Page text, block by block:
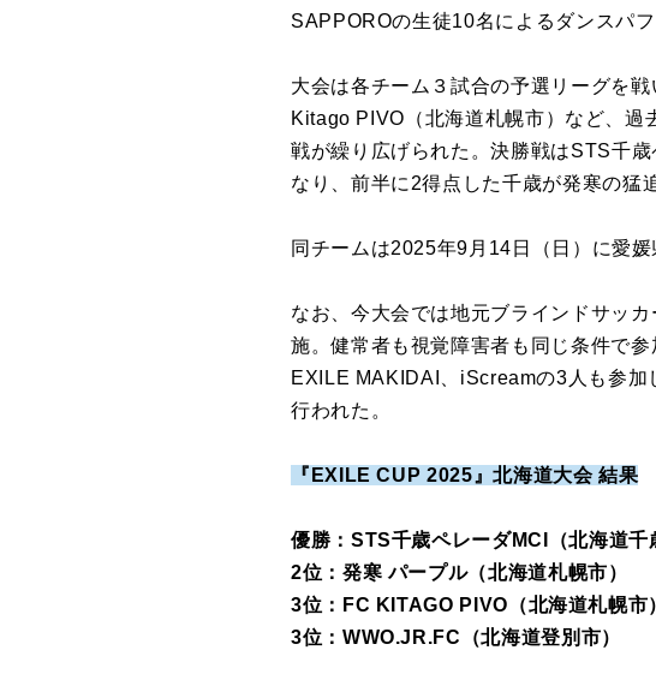
SAPPOROの生徒10名によるダンスパ
大会は各チーム３試合の予選リーグを
Kitago PIVO（北海道札幌市）など、過
戦が繰り広げられた。決勝戦はSTS千
なり、前半に2得点した千歳が発寒の猛
同チームは2025年9月14日（日）に愛
なお、今大会では地元ブラインドサッ
施。健常者も視覚障害者も同じ条件で
EXILE MAKIDAI、iScreamの3人も参加
行われた。
『EXILE CUP 2025』北海道大会 結果
優勝：STS千歳ペレーダMCI（北海道千
2位：発寒 パープル（北海道札幌市）
3位：FC KITAGO PIVO（北海道札幌市
3位：WWO.JR.FC（北海道登別市）